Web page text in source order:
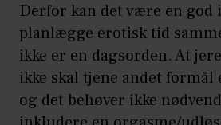
Derfor kan det være en god
planlægge erotisk tid
ikke er en dagsorden. At
ikke skal tjene andet formål
og det behøver ikke